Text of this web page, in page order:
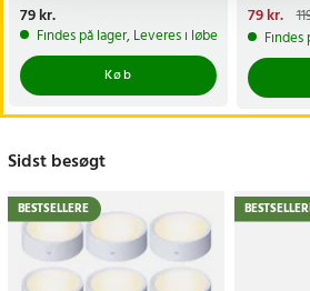
Pris:79 kr.
79 kr.
Findes på lager, Leveres i løbet af 1-2
Køb
79 kr.
79 kr.
Findes
Sidst besøgt
BESTSELLERE